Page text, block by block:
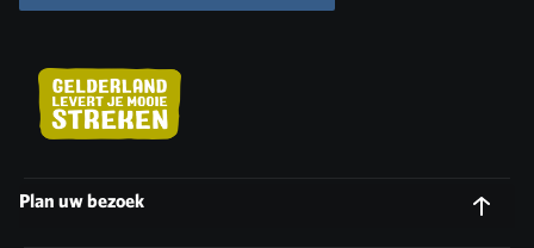
Plan uw bezoek